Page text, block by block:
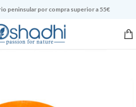
peninsular por compra superior a 55€